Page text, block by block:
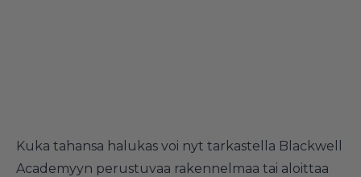
Kuka tahansa halukas voi nyt tarkastella Blackwell
Academyyn perustuvaa rakennelmaa tai aloittaa